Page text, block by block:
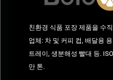
친환경 식품 포장 제품을 수
업체: 차 및 커피 컵, 배달용
트레이, 생분해성 빨대 등.
만 톤.